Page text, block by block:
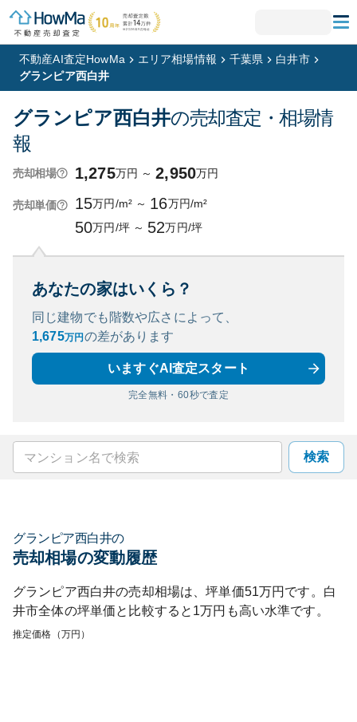
不動産AI査定HowMa エリア相場情報 千葉県
白井市
グランピア西白井
グランピア西白井の売却査定・相場情
報
売却相場 1,275万円 ～ 2,950万円
売却単価 15万円/m² ～ 16万円/m²
50万円/坪 ～ 52万円/坪
あなたの家はいくら？
同じ建物でも階数や広さによって、
1,675万円 の差があります
いますぐAI査定スタート
完全無料・60秒で査定
検索
グランピア西白井の
売却相場の変動履歴
グランピア西白井の売却相場は、坪単価51万円です。 白
井市全体の坪単価と比較すると 1万円も高い水準です。
推定価格（万円）